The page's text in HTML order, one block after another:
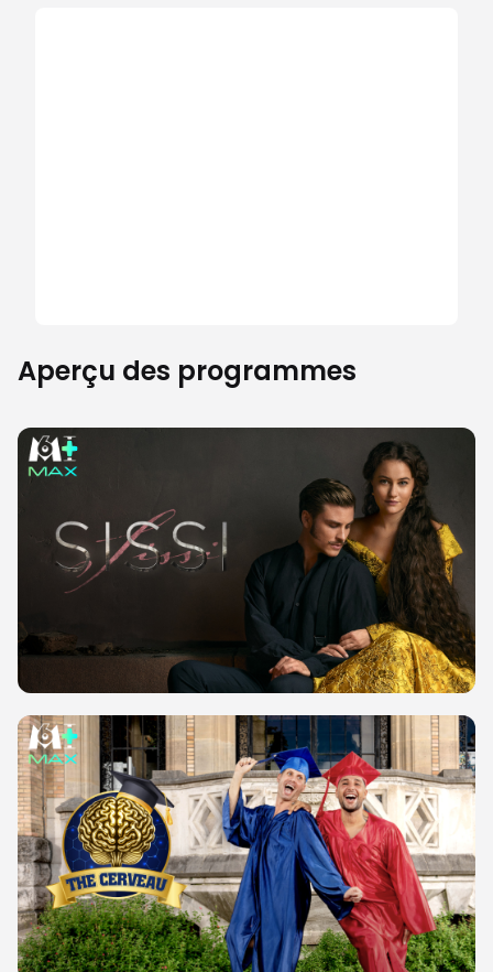
Aperçu des programmes